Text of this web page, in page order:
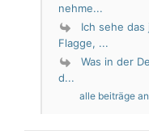
nehme...
Ich sehe das
Flagge, ...
Was in der
d...
alle beiträge